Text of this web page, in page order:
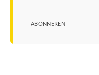
ABONNEREN